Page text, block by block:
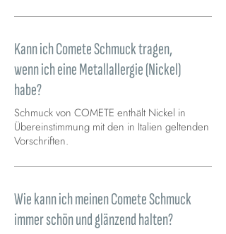
Kann ich Comete Schmuck tragen,
wenn ich eine Metallallergie (Nickel)
habe?
Schmuck von COMETE enthält Nickel in
Übereinstimmung mit den in Italien geltenden
Vorschriften.
Wie kann ich meinen Comete Schmuck
immer schön und glänzend halten?